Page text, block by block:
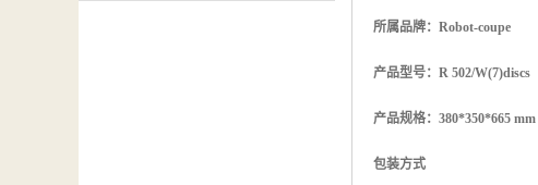
所属品牌：Robot-coupe
产品型号：R 502/W(7)discs
产品规格：380*350*665 mm
包装方式